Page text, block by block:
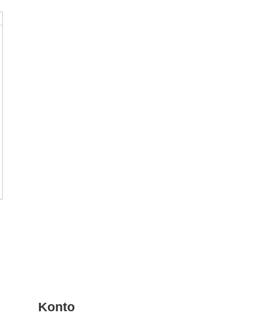
Konto